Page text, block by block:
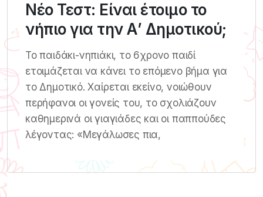
Νέο Τεστ: Είναι έτοιμο το
νήπιο για την Α’ Δημοτικού;
Το παιδάκι-νηπιάκι, το 6χρονο παιδί
ετοιμάζεται να κάνει το επόμενο βήμα για
το Δημοτικό. Χαίρεται εκείνο, νοιώθουν
περήφανοι οι γονείς του, το σχολιάζουν
καθημερινά οι γιαγιάδες και οι παππούδες
λέγοντας: «Μεγάλωσες πια,